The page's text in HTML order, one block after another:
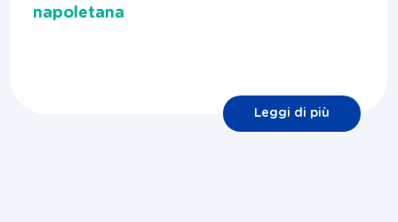
napoletana
Leggi di più